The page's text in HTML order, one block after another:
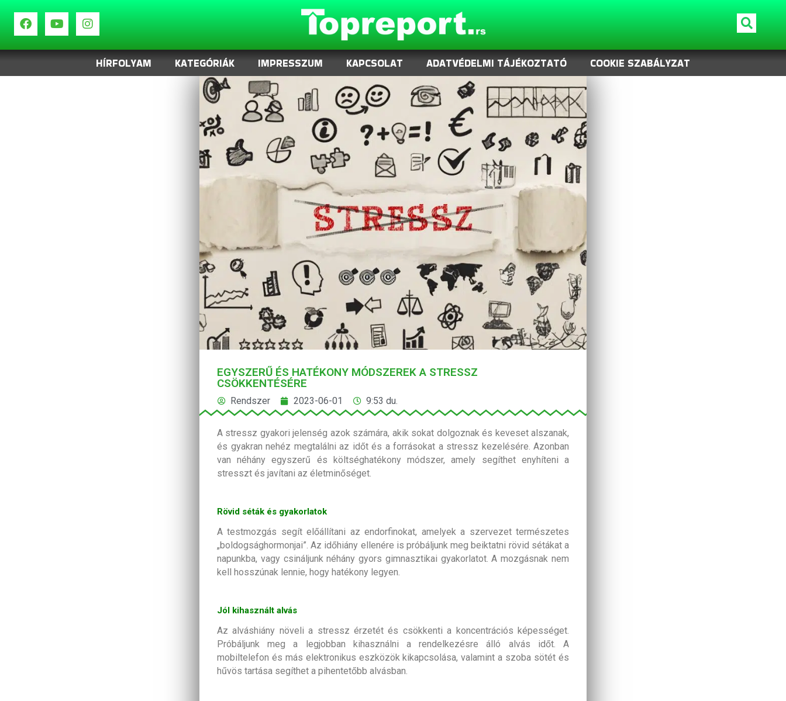
HÍRFOLYAM KATEGÓRIÁK IMPRESSZUM KAPCSOLAT ADATVÉDELMI TÁJÉKOZTATÓ COOKIE SZABÁLYZAT
EGYSZERŰ ÉS HATÉKONY MÓDSZEREK A STRESSZ
CSÖKKENTÉSÉRE
Rendszer 2023-06-01 9:53 du.
A stressz gyakori jelenség azok számára, akik sokat dolgoznak és keveset alszanak,
és gyakran nehéz megtalálni az időt és a forrásokat a stressz kezelésére. Azonban
van néhány egyszerű és költséghatékony módszer, amely segíthet enyhíteni a
stresszt és javítani az életminőséget.
Rövid séták és gyakorlatok
A testmozgás segít előállítani az endorfinokat, amelyek a szervezet természetes
„boldogsághormonjai”. Az időhiány ellenére is próbáljunk meg beiktatni rövid sétákat a
napunkba, vagy csináljunk néhány gyors gimnasztikai gyakorlatot. A mozgásnak nem
kell hosszúnak lennie, hogy hatékony legyen.
Jól kihasznált alvás
Az alváshiány növeli a stressz érzetét és csökkenti a koncentrációs képességet.
Próbáljunk meg a legjobban kihasználni a rendelkezésre álló alvás időt. A
mobiltelefon és más elektronikus eszközök kikapcsolása, valamint a szoba sötét és
hűvös tartása segíthet a pihentetőbb alvásban.